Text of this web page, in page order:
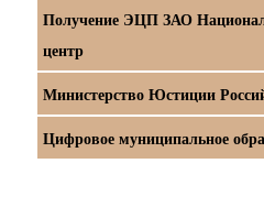
Получение ЭЦП ЗАО
центр
Министерство Юстиции
Цифровое муниципальное